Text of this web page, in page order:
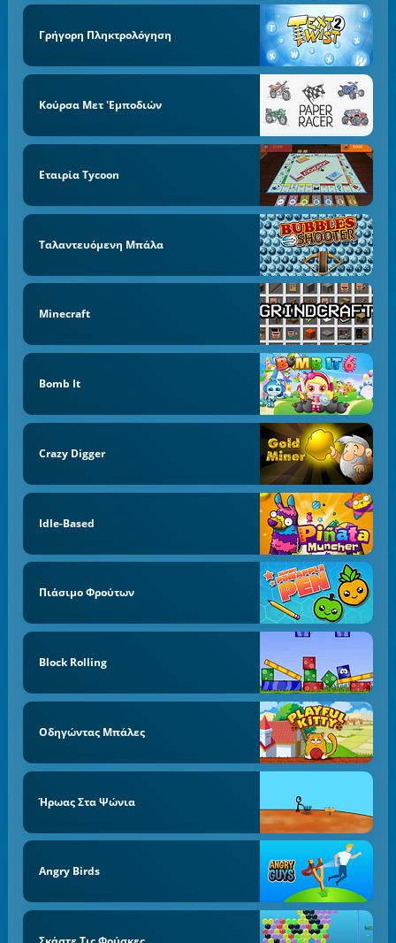
Γρήγορη Πληκτρολόγηση
Κούρσα Μετ 'εμποδιών
Εταιρία Tycoon
Ταλαντευόμενη Μπάλα
Minecraft
Bomb It
Crazy Digger
Idle-Based
Πιάσιμο Φρούτων
Block Rolling
Οδηγώντας Μπάλες
Ήρωας Στα Ψώνια
Angry Birds